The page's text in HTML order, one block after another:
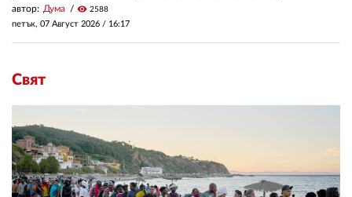
автор: Дума visibility 2588
петък, 07 Август 2026 / 16:17
Свят